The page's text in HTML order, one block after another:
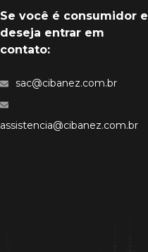
Se você é consumidor e
deseja entrar em
contato:
sac@cibanez.com.br
assistencia@cibanez.com.br